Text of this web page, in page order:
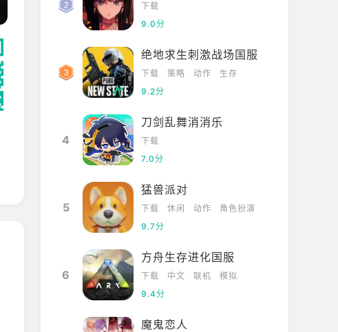
下载
9.0分
绝地求生刺激战场国服
下载 策略 动作
生存
9.2分
4
刀剑乱舞消消乐
下载
7.0分
5
猛兽派对
下载 休闲 动作
角色扮演
9.7分
6
方舟生存进化国服
下载 中文 联机
模拟
9.4分
魔鬼恋人